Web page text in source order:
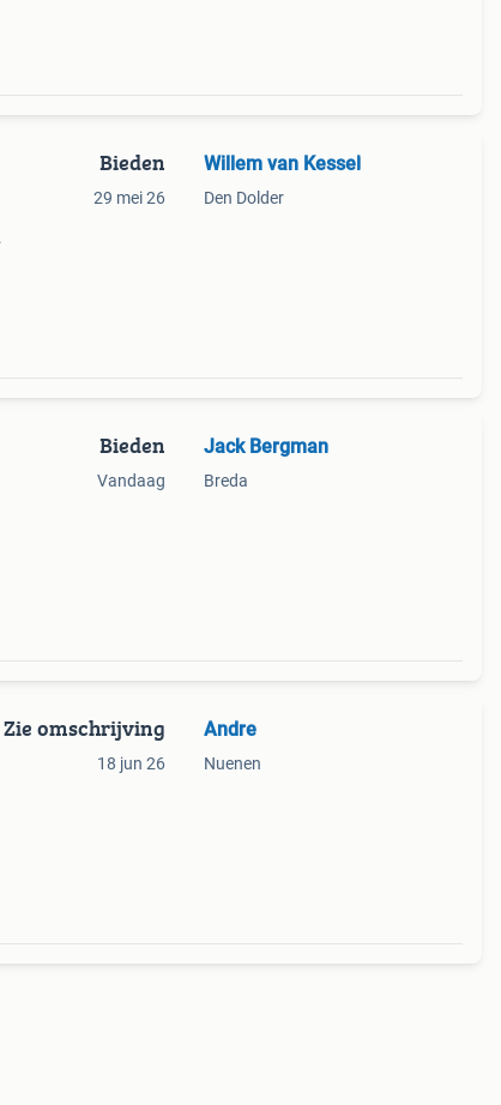
Bieden
29 mei 26
Willem van Kessel
Den Dolder
Bieden
Vandaag
Jack Bergman
Breda
Zie omschrijving
18 jun 26
Andre
Nuenen